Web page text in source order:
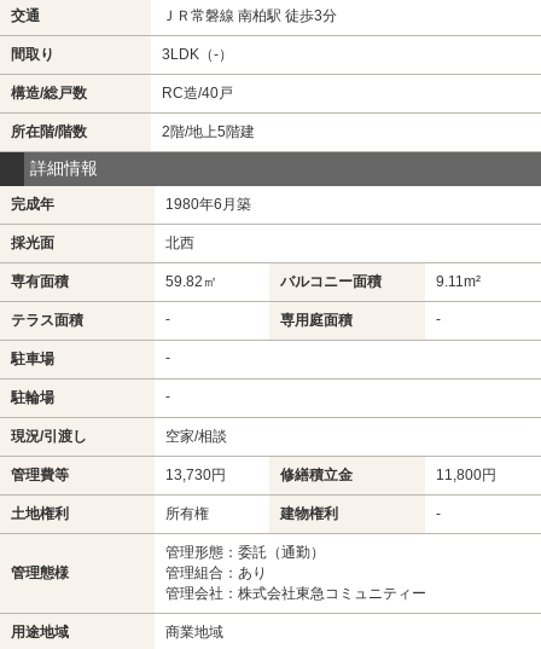
交通 ＪＲ常磐線 南柏駅 徒歩3分
間取り 3LDK（-）
構造/総戸数 RC造/40戸
所在階/階数 2階/地上5階建
詳細情報
完成年 1980年6月築
採光面 北西
専有面積 59.82㎡ バルコニー面積 9.11m²
テラス面積 - 専用庭面積 -
駐車場 -
駐輪場 -
現況/引渡し 空家/相談
管理費等 13,730円 修繕積立金 11,800円
土地権利 所有権 建物権利 -
管理態様
管理形態：委託（通勤）
管理組合：あり
管理会社：株式会社東急コミュニティー
用途地域 商業地域